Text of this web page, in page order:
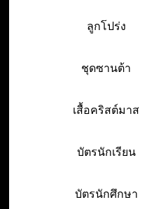
ลูกโปร่ง
ชุดซานต้า
เสื้อคริสต์มาส
บัตรนักเรียน
บัตรนักศึกษา